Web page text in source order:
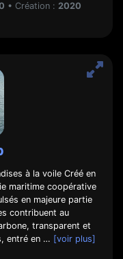
• Création : 2020
à la voile Créé en
maritime coopérative
en majeure partie
contribuent au
transparent et
entré en … [voir plus]